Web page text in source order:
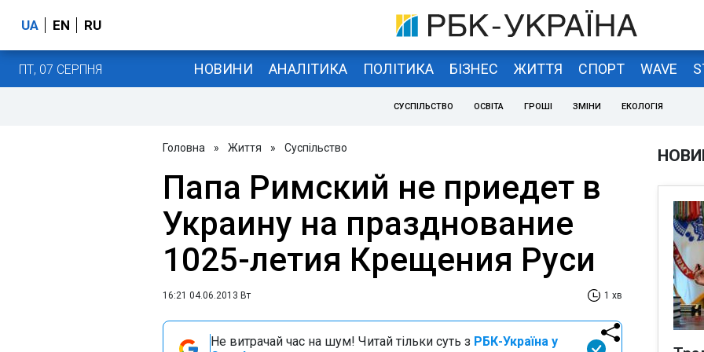
UA EN RU
ПТ, 07 СЕРПНЯ НОВИНИ АНАЛІТИКА ПОЛІТИКА БІЗНЕС ЖИТТЯ СПОРТ WAVE
СУСПІЛЬСТВО ОСВІТА ГРОШІ ЗМІНИ ЕКОЛОГІЯ
Головна » Життя » Суспільство
Папа Римский не приедет в
Украину на празднование
1025-летия Крещения Руси
16:21 04.06.2013 Вт 1 хв
Не витрачай час на шум! Читай тільки суть з РБК-Україна у